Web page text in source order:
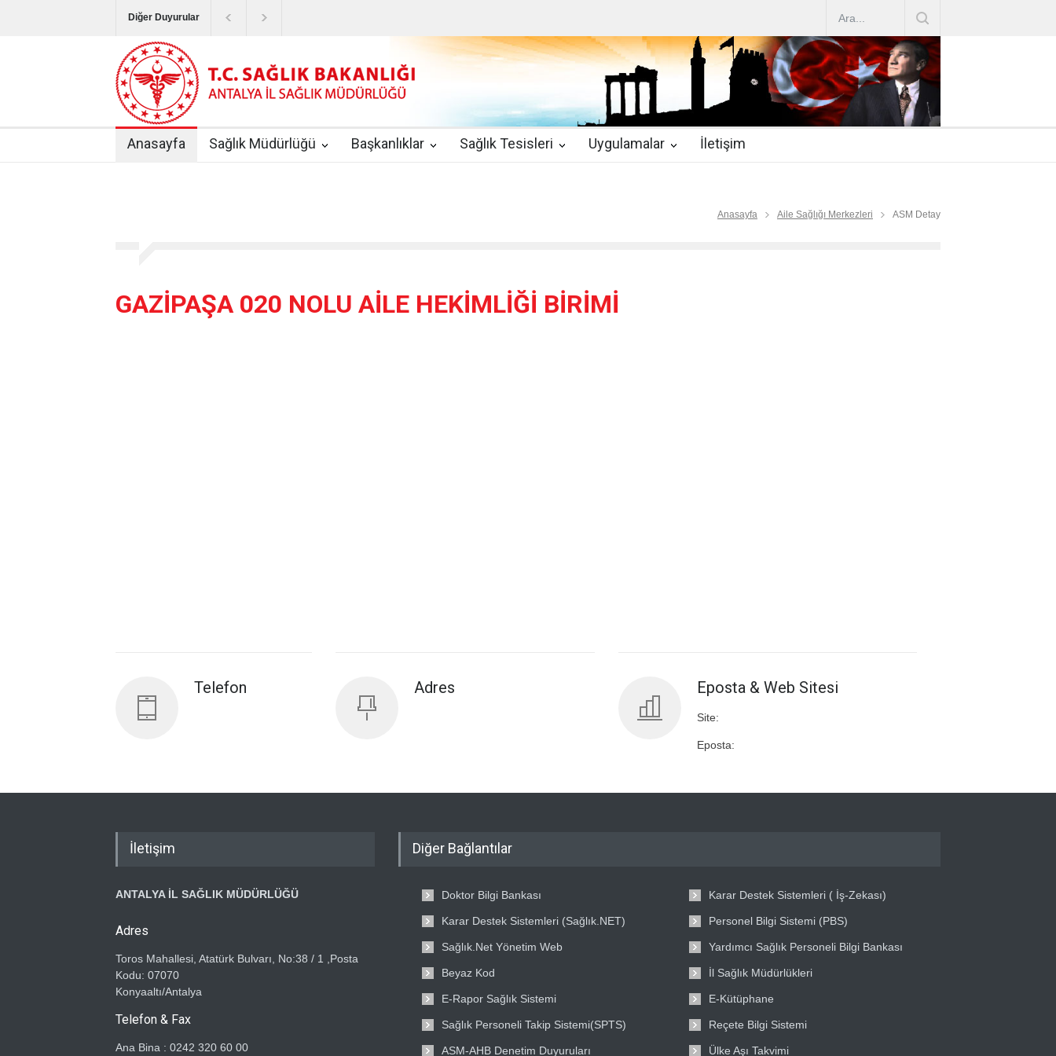
Diğer Duyurular
Bayram Tatilinde Sağlık Hizmetlerinin Sunumu 2019 YILI TEMMUZ AYI DİYALİZ MERKEZLERİ CİHAZ ARTIRIMLARI|2019-07-31
Terapötik Aferez Merkezleri ve Üniteleri Hakkında Yönetmelik Teletıp ve Teleradyoloji Birimi Genelgesi 2019/16 | 2019-07-31
Yoğun Bakım Servislerinde Hasta Ziyareti Uygulamaları Uzman Hekimlerin Pratisyen Hekim Kadrosunda Çalıştırma Talep|2019-06-26
Anasayfa Sağlık Müdürlüğü Başkanlıklar Sağlık Tesisleri Uygulamalar İletişim
Anasayfa Aile Sağlığı Merkezleri ASM Detay
GAZİPAŞA 020 NOLU AİLE HEKİMLİĞİ BİRİMİ
Telefon Adres Eposta & Web Sitesi
Site:
Eposta:
İletişim
ANTALYA İL SAĞLIK MÜDÜRLÜĞÜ
Adres
Toros Mahallesi, Atatürk Bulvarı, No:38 / 1 ,Posta
Kodu: 07070
Konyaaltı/Antalya
Telefon & Fax
Ana Bina : 0242 320 60 00
Diğer Bağlantılar
Doktor Bilgi Bankası
Karar Destek Sistemleri (Sağlık.NET)
Sağlık.Net Yönetim Web
Beyaz Kod
E-Rapor Sağlık Sistemi
Sağlık Personeli Takip Sistemi(SPTS)
ASM-AHB Denetim Duyuruları
Karar Destek Sistemleri ( İş-Zekası)
Personel Bilgi Sistemi (PBS)
Yardımcı Sağlık Personeli Bilgi Bankası
İl Sağlık Müdürlükleri
E-Kütüphane
Reçete Bilgi Sistemi
Ülke Aşı Takvimi